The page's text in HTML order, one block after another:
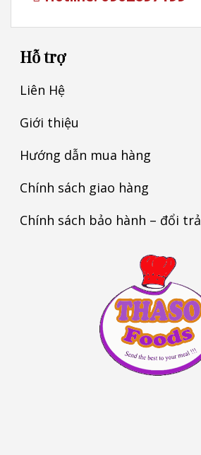
Hỗ trợ
Liên Hệ
Giới thiệu
Hướng dẫn mua hàng
Chính sách giao hàng
Chính sách bảo hành – đổi trả